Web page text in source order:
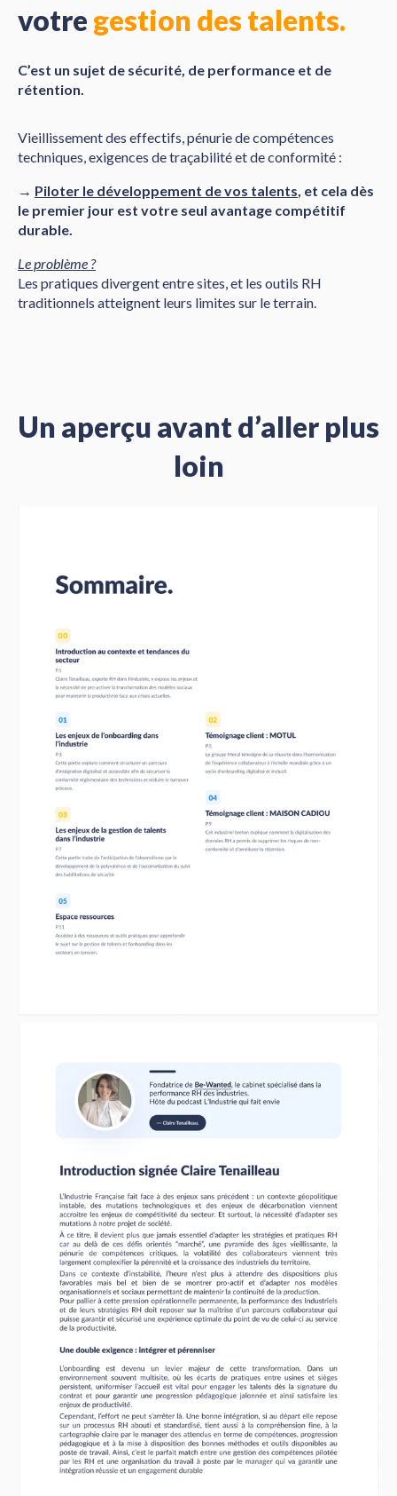
votre gestion des talents.
C’est un sujet de sécurité, de performance et de
rétention.
Vieillissement des effectifs, pénurie de compétences
techniques, exigences de traçabilité et de conformité :
→ Piloter le développement de vos talents et cela dès
le premier jour est votre seul avantage compétitif
durable.
Le problème ?
Les pratiques divergent entre sites, et les outils RH
traditionnels atteignent leurs limites sur le terrain.
Un aperçu avant d’aller plus
loin